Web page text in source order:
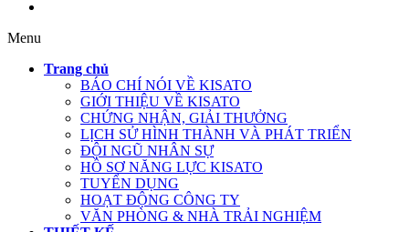
Menu
Trang chủ
BÁO CHÍ NÓI VỀ KISATO
GIỚI THIỆU VỀ KISATO
CHỨNG NHẬN, GIẢI THƯỞNG
LỊCH SỬ HÌNH THÀNH VÀ PHÁT TRIỂN
ĐỘI NGŨ NHÂN SỰ
HỒ SƠ NĂNG LỰC KISATO
TUYỂN DỤNG
HOẠT ĐỘNG CÔNG TY
VĂN PHÒNG & NHÀ TRẢI NGHIỆM